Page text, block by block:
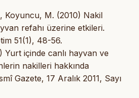
Koyuncu, M. (2010) Nakil
refahı üzerine etkileri.
51(1), 48-56.
Yurt içinde canlı hayvan ve
nakilleri hakkında
Gazete, 17 Aralık 2011, Sayı